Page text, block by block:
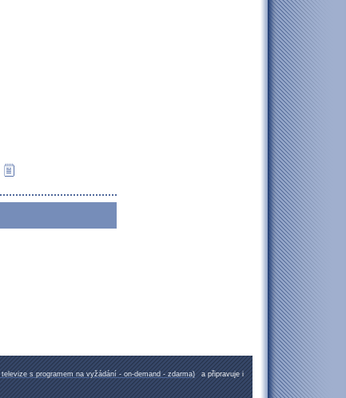
s programem na vyžádání - on-demand - zdarma) a připravuje i